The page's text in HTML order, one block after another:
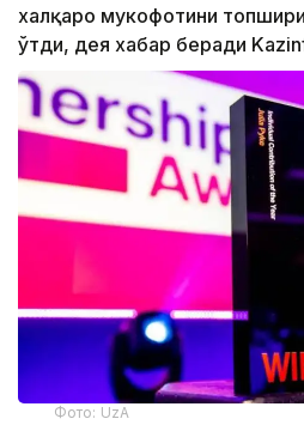
халқаро мукофотини
ўтди, дея хабар беради
Фото: UzA